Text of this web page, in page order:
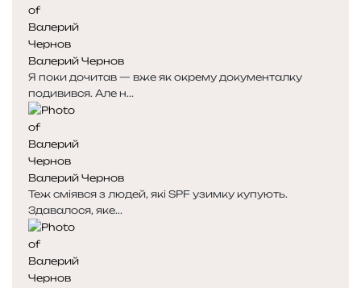
Валерий Чернов
Я поки дочитав — вже як окрему документалку
подивився. Але н...
Валерий Чернов
Теж сміявся з людей, які SPF узимку купують.
Здавалося, яке...